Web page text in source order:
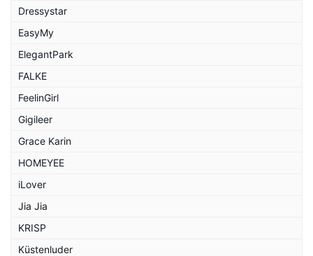
Dressystar
EasyMy
ElegantPark
FALKE
FeelinGirl
Gigileer
Grace Karin
HOMEYEE
iLover
Jia Jia
KRISP
Küstenluder